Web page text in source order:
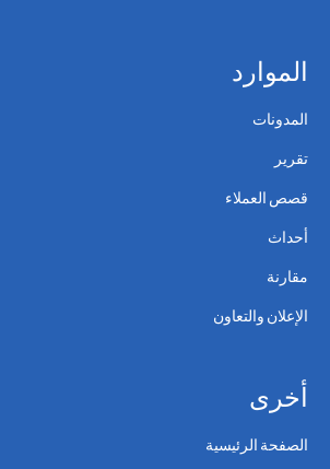
الموارد
المدونات
تقرير
قصص العملاء
أحداث
مقارنة
الإعلان والتعاون
أخرى
الصفحة الرئيسية